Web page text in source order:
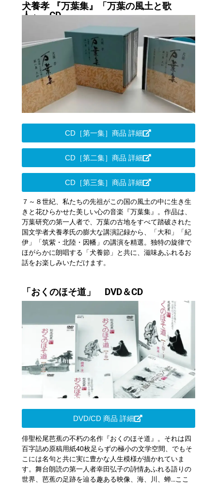
犬養孝 『万葉集』「万葉の風土と歌
人」 CD
CD［第一集］商品 詳細
CD［第二集］商品 詳細
CD［第三集］商品 詳細
７～８世紀、私たちの先祖がこの国の風土の中に生き生
きと花ひらかせた美しい心の音楽『万葉集』。作品は、
万葉研究の第一人者で、万葉の古地をすべて踏破された
国文学者犬養孝氏の膨大な講演記録から、「大和」「紀
伊」「筑紫・北陸・因幡」の講演を精選。独特の旋律で
ほがらかに朗唱する「犬養節」と共に、滋味あふれるお
話をお楽しみいただけます。
「おくのほそ道」 DVD＆CD
DVD/CD 商品 詳細
俳聖松尾芭蕉の不朽の名作『おくのほそ道』。それは四
百字詰め原稿用紙40枚足らずの極小の文学空間、でもそ
こには名句と共に実に豊かな人生模様が描かれていま
す。舞台朗読の第一人者幸田弘子の詩情あふれる語りの
世界、芭蕉の足跡を辿る趣ある映像、海、川、蝉…ここ